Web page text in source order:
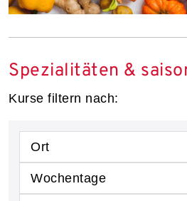
Spezialitäten &
Kurse filtern nach:
Ort
Wochentage